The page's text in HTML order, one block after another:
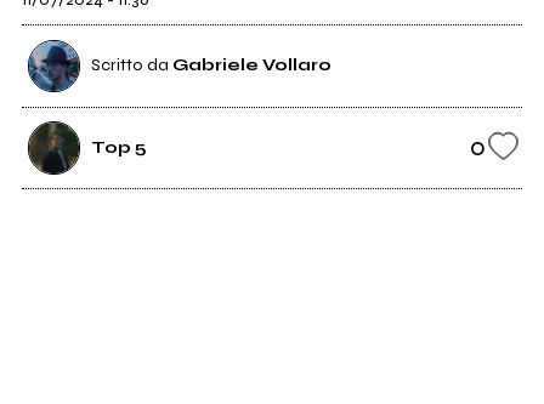
Scritto da Gabriele Vollaro
Top 5 0